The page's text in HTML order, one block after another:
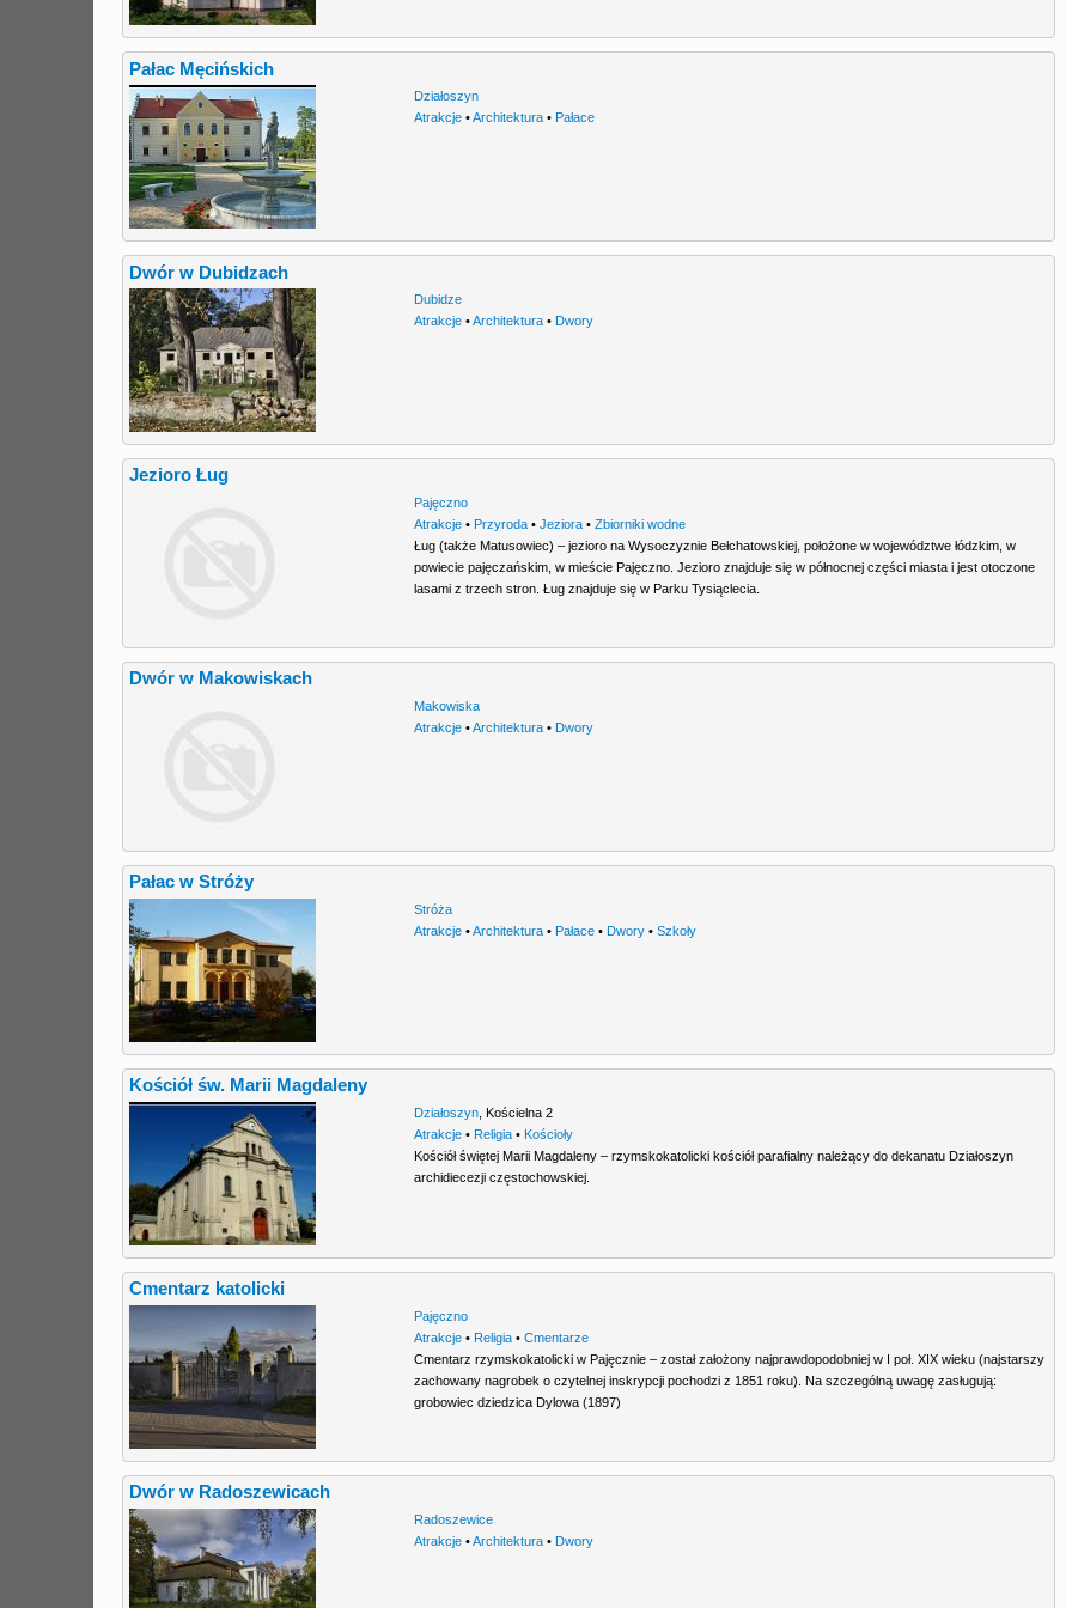
Pałac Męcińskich
Działoszyn
Atrakcje •Architektura • Pałace
Dwór w Dubidzach
Dubidze
Atrakcje •Architektura • Dwory
Jezioro Ług
Pajęczno
Atrakcje • Przyroda •Jeziora •Zbiorniki wodne
Ług (także Matusowiec) – jezioro na Wysoczyznie Bełchatowskiej, położone w województwe łódzkim, w
powiecie pajęczańskim, w mieście Pajęczno. Jezioro znajduje się w północnej części miasta i jest otoczone
lasami z trzech stron. Ług znajduje się w Parku Tysiąclecia.
Dwór w Makowiskach
Makowiska
Atrakcje •Architektura • Dwory
Pałac w Stróży
Stróża
Atrakcje •Architektura • Pałace • Dwory •Szkoły
Kościół św. Marii Magdaleny
Działoszyn Kościelna 2
Atrakcje • Religia • Kościoły
Kościół świętej Marii Magdaleny – rzymskokatolicki kościół parafialny należący do dekanatu Działoszyn
archidiecezji częstochowskiej.
Cmentarz katolicki
Pajęczno
Atrakcje • Religia •Cmentarze
Cmentarz rzymskokatolicki w Pajęcznie – został założony najprawdopodobniej w I poł. XIX wieku (najstarszy
zachowany nagrobek o czytelnej inskrypcji pochodzi z 1851 roku). Na szczególną uwagę zasługują:
grobowiec dziedzica Dylowa (1897)
Dwór w Radoszewicach
Radoszewice
Atrakcje •Architektura • Dwory